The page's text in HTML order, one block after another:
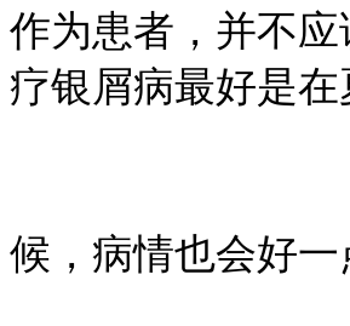
作为患者，并不
疗银屑病最好是
候，病情也会好一